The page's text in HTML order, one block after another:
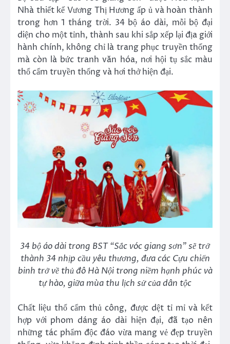
Nhà thiết kế Vương Thị Hương ấp ủ và hoàn thành
trong hơn 1 tháng trời. 34 bộ áo dài, mỗi bộ đại
diện cho một tỉnh, thành sau khi sắp xếp lại địa giới
hành chính, không chỉ là trang phục truyền thống
mà còn là bức tranh văn hóa, nơi hội tụ sắc màu
thổ cẩm truyền thống và hơi thở hiện đại.
34 bộ áo dài trong BST “Sắc vóc giang sơn” sẽ trở
thành 34 nhịp cầu yêu thương, đưa các Cựu chiến
binh trở về thủ đô Hà Nội trong niềm hạnh phúc và
tự hào, giữa mùa thu lịch sử của dân tộc
Chất liệu thổ cẩm thủ công, được dệt tỉ mỉ và kết
hợp với phom dáng áo dài hiện đại, đã tạo nên
những tác phẩm độc đáo vừa mang vẻ đẹp truyền